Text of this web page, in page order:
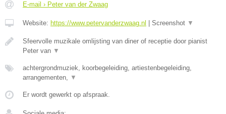
E-mail › Peter van der Zwaag
Website: https://www.petervanderzwaag.nl Screenshot ▼
Sfeervolle muzikale omlijsting van diner of receptie door pianist
Peter van ▼
achtergrondmuziek, koorbegeleiding, artiestenbegeleiding,
arrangementen, ▼
Er wordt gewerkt op afspraak.